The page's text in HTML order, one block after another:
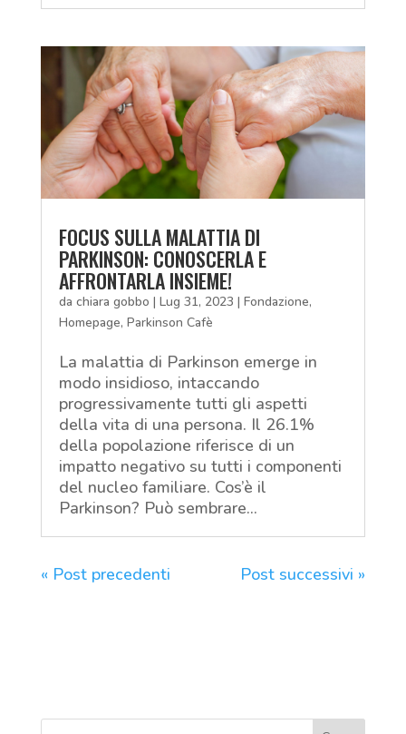
FOCUS SULLA MALATTIA DI
PARKINSON: CONOSCERLA E
AFFRONTARLA INSIEME!
da chiara gobbo | Lug 31, 2023 | Fondazione,
Homepage, Parkinson Cafè
La malattia di Parkinson emerge in
modo insidioso, intaccando
progressivamente tutti gli aspetti
della vita di una persona. Il 26.1%
della popolazione riferisce di un
impatto negativo su tutti i componenti
del nucleo familiare. Cos’è il
Parkinson? Può sembrare...
« Post precedenti Post successivi »